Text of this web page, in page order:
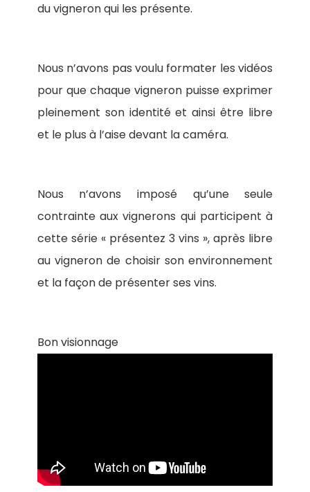
du vigneron qui les présente.
Nous n’avons pas voulu formater les vidéos
pour que chaque vigneron puisse exprimer
pleinement son identité et ainsi être libre
et le plus à l’aise devant la caméra.
Nous n’avons imposé qu’une seule
contrainte aux vignerons qui participent à
cette série « présentez 3 vins », après libre
au vigneron de choisir son environnement
et la façon de présenter ses vins.
Bon visionnage